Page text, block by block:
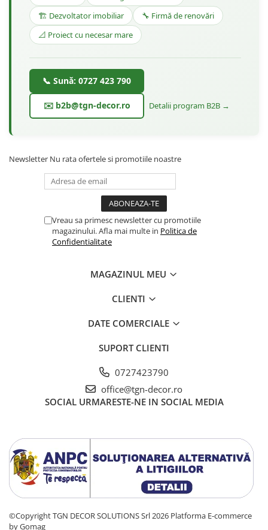
🏗️ Dezvoltator imobiliar
🔧 Firmă de renovări
📐 Proiect cu necesar mare
📞 Sună: 0727 423 790
✉️ b2b@tgn-decor.ro Detalii program B2B →
Newsletter Nu rata ofertele si promotiile noastre
Vreau sa primesc newsletter cu promotiile
magazinului. Afla mai multe in Politica de
Confidentialitate
MAGAZINUL MEU
CLIENTI
DATE COMERCIALE
SUPORT CLIENTI
0727423790
office@tgn-decor.ro
SOCIAL URMARESTE-NE IN SOCIAL MEDIA
©Copyright TGN DECOR SOLUTIONS Srl 2026 Platforma E-commerce
by Gomag